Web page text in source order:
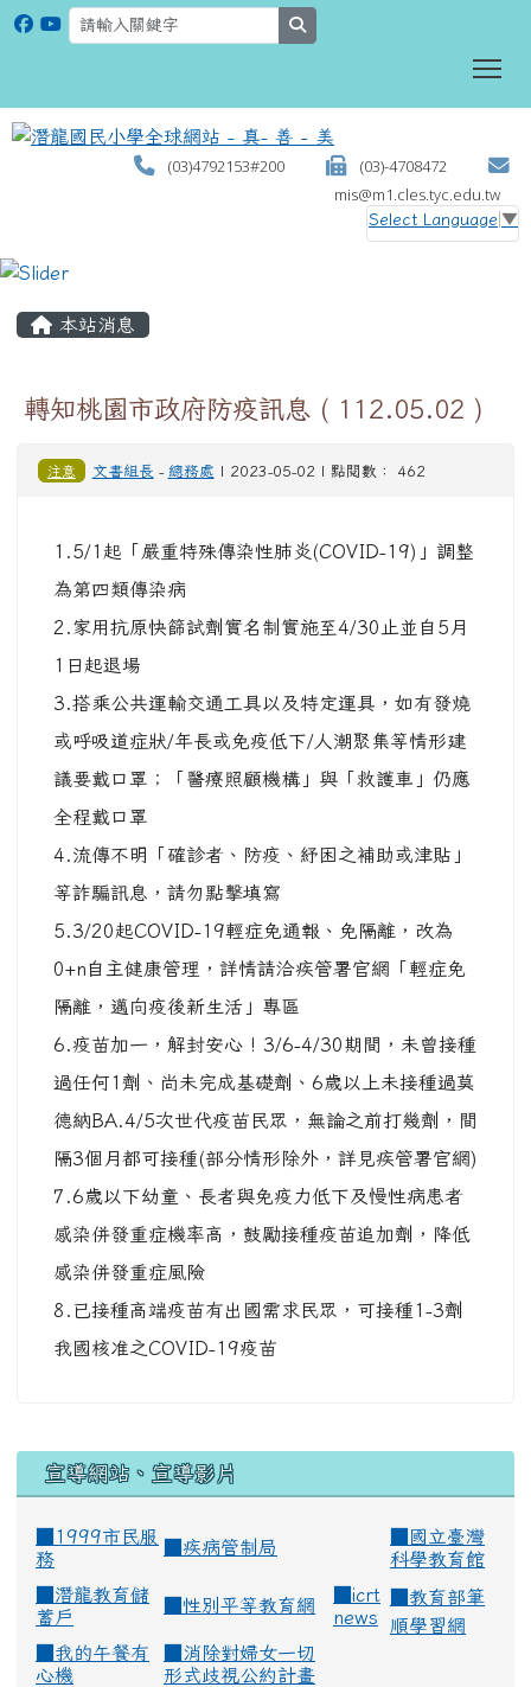
(03)4792153#200
(03)-4708472
mis@m1.cles.tyc.edu.tw
Select Language ▼
本站消息
轉知桃園市政府防疫訊息 ( 112.05.02 )
注意 文書組長 - 總務處 | 2023-05-02 | 點閱數： 462
1.5/1起「嚴重特殊傳染性肺炎(COVID-19)」調整
為第四類傳染病
2.家用抗原快篩試劑實名制實施至4/30止並自5月
1日起退場
3.搭乘公共運輸交通工具以及特定運具，如有發燒
或呼吸道症狀/年長或免疫低下/人潮聚集等情形建
議要戴口罩；「醫療照顧機構」與「救護車」仍應
全程戴口罩
4.流傳不明「確診者、防疫、紓困之補助或津貼」
等詐騙訊息，請勿點擊填寫
5.3/20起COVID-19輕症免通報、免隔離，改為
0+n自主健康管理，詳情請洽疾管署官網「輕症免
隔離，邁向疫後新生活」專區
6.疫苗加一，解封安心 ! 3/6-4/30期間，未曾接種
過任何1劑、尚未完成基礎劑、6歲以上未接種過莫
德納BA.4/5次世代疫苗民眾，無論之前打幾劑，間
隔3個月都可接種(部分情形除外，詳見疾管署官網)
7.6歲以下幼童、長者與免疫力低下及慢性病患者
感染併發重症機率高，鼓勵接種疫苗追加劑，降低
感染併發重症風險
8.已接種高端疫苗有出國需求民眾，可接種1-3劑
我國核准之COVID-19疫苗
宣導網站、宣導影片
■1999市民服
務
疾病管制局
國立臺灣
科學教育館
潛龍教育儲
蓄戶
性別平等教育網
icrt
news
教育部筆
順學習網
我的午餐有
心機
消除對婦女一切
形式歧視公約計畫